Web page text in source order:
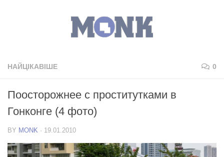
НАЙЦІКАВІШЕ 0
Поосторожнее с проститутками в
Гонконге (4 фото)
BY MONK · 19.01.2010